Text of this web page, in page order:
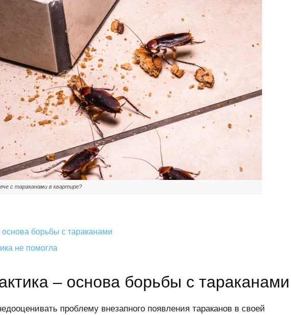
с тараканами в квартире?
борьбы с тараканами
не помогла
– основа борьбы с тараканами
проблему внезапного появления тараканов в своей